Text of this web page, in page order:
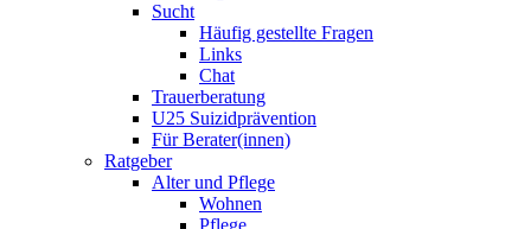
Sucht
Häufig gestellte Fragen
Links
Chat
Trauerberatung
U25 Suizidprävention
Für Berater(innen)
Ratgeber
Alter und Pflege
Wohnen